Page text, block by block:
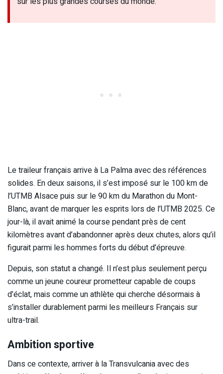
Le traileur français arrive à La Palma avec des références
solides. En deux saisons, il s’est imposé sur le 100 km de
l’UTMB Alsace puis sur le 90 km du Marathon du Mont-
Blanc, avant de marquer les esprits lors de l’UTMB 2025. Ce
jour-là, il avait animé la course pendant près de cent
kilomètres avant d’abandonner après deux chutes, alors qu’il
figurait parmi les hommes forts du début d’épreuve.
Depuis, son statut a changé. Il n’est plus seulement perçu
comme un jeune coureur prometteur capable de coups
d’éclat, mais comme un athlète qui cherche désormais à
s’installer durablement parmi les meilleurs Français sur
ultra-trail.
Ambition sportive
Dans ce contexte, arriver à la Transvulcania avec des